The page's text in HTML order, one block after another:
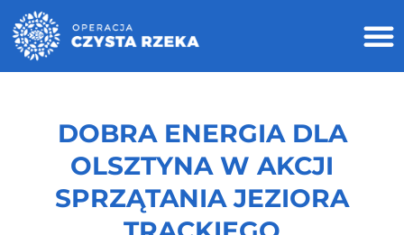
DOBRA ENERGIA DLA
OLSZTYNA W AKCJI
SPRZĄTANIA JEZIORA